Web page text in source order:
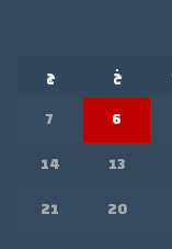
خ
ج
6
7
13
14
20
21